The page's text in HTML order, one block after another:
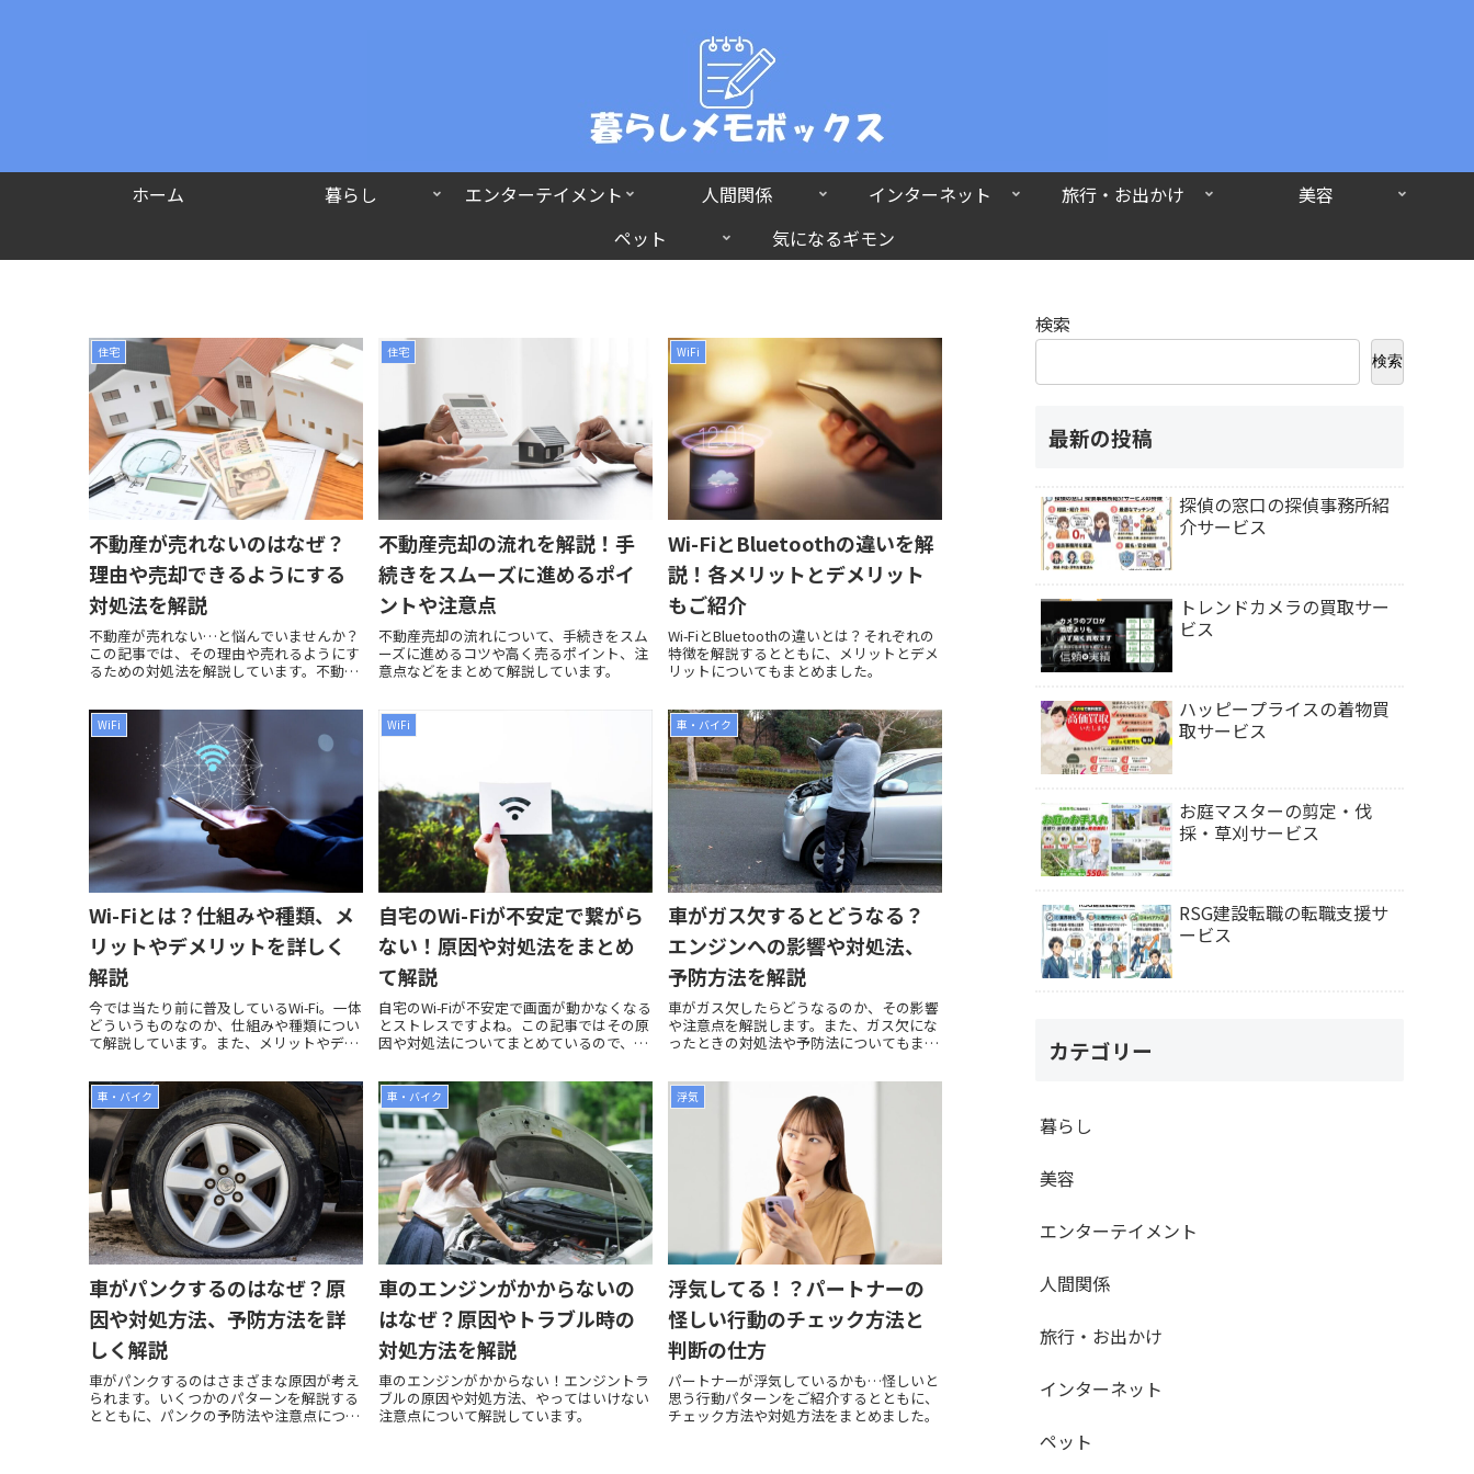
ホーム 暮らし エンターテイメント 人間関係 インターネット 旅行・お出かけ
美容
ペット
気になるギモン
住宅
不動産が売れないのはなぜ？
理由や売却できるようにする
対処法を解説
不動産が売れない…と悩んでいませんか？
この記事では、その理由や売れるようにす
るための対処法を解説しています。不動産
さい。
住宅
不動産売却の流れを解説！手
続きをスムーズに進めるポイ
ントや注意点
不動産売却の流れについて、手続きをスム
ーズに進めるコツや高く売るポイント、注
意点などをまとめて解説しています。
WiFi
Wi-FiとBluetoothの違いを解
説！各メリットとデメリット
もご紹介
Wi-FiとBluetoothの違いとは？それぞれの
特徴を解説するとともに、メリットとデメ
リットについてもまとめました。
WiFi
Wi-Fiとは？仕組みや種類、メ
リットやデメリットを詳しく
解説
今では当たり前に普及しているWi-Fi。一体
どういうものなのか、仕組みや種類につい
て解説しています。また、メリットやデメ
WiFi
自宅のWi-Fiが不安定で繋がら
ない！原因や対処法をまとめ
て解説
自宅のWi-Fiが不安定で画面が動かなくなる
とストレスですよね。この記事ではその原
因や対処法についてまとめているので、安
ださい。
車・バイク
車がガス欠するとどうなる？
エンジンへの影響や対処法、
予防方法を解説
車がガス欠したらどうなるのか、その影響
や注意点を解説します。また、ガス欠にな
ったときの対処法や予防法についてもまと
車・バイク
車がパンクするのはなぜ？原
因や対処方法、予防方法を詳
しく解説
車がパンクするのはさまざまな原因が考え
られます。いくつかのパターンを解説する
とともに、パンクの予防法や注意点につい
車・バイク
車のエンジンがかからないの
はなぜ？原因やトラブル時の
対処方法を解説
車のエンジンがかからない！エンジントラ
ブルの原因や対処方法、やってはいけない
注意点について解説しています。
浮気
浮気してる！？パートナーの
怪しい行動のチェック方法と
判断の仕方
パートナーが浮気しているかも…怪しいと
思う行動パターンをご紹介するとともに、
チェック方法や対処方法をまとめました。
検索
検索
最新の投稿
探偵の窓口の探偵事務所紹
介サービス
トレンドカメラの買取サー
ビス
ハッピープライスの着物買
取サービス
お庭マスターの剪定・伐
採・草刈サービス
RSG建設転職の転職支援サ
ービス
カテゴリー
暮らし
美容
エンターテイメント
人間関係
旅行・お出かけ
インターネット
ペット